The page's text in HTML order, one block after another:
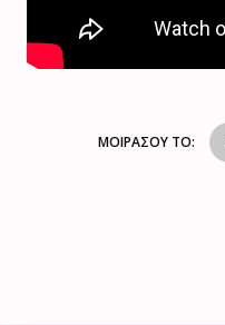
ΜΟΙΡΑΣΟΥ ΤΟ: